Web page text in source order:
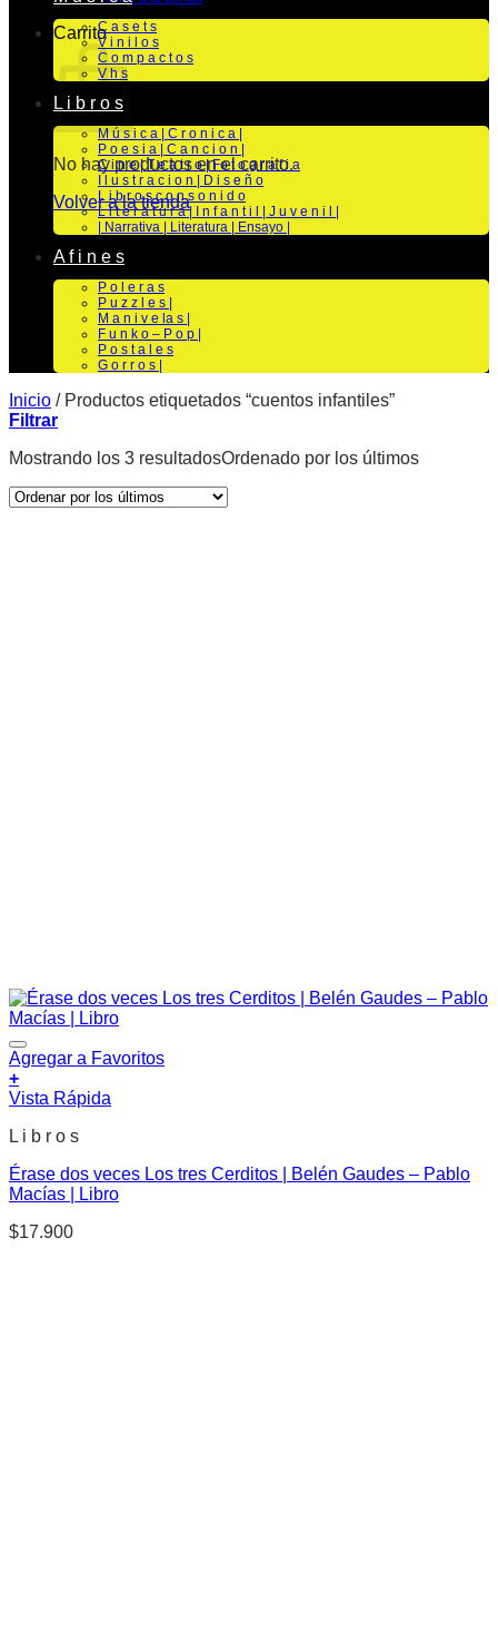
Carrito
No hay productos en el carrito.
Volver a la tienda
C a s e t s
V i n i l o s
C o m p a c t o s
V h s
L i b r o s
M ú s i c a | C r o n i c a |
P o e s i a | C a n c i o n |
C i n e | T e a t r o | Fo t o g r a f i a
I l u s t r a c i o n | D i s e ñ o
L i b r o s c o n s o n i d o
L i t e r a t u r a | I n f a n t i l | J u v e n i l |
| Narrativa | Literatura | Ensayo |
A f i n e s
P o l e r a s
P u z z l e s |
M a n i v e la s |
F u n k o – P o p |
P o s t a l e s
G o r r o s |
Inicio /Productos etiquetados “cuentos infantiles”
Filtrar
Mostrando los 3 resultadosOrdenado por los últimos
Agregar a Favoritos
+
Vista Rápida
L i b r o s
Érase dos veces Los tres Cerditos | Belén Gaudes – Pablo
Macías | Libro
$17.900